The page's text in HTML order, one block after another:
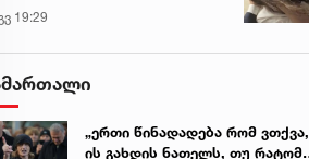
გადაჰყავთ
19:29
„ერთი წინადადება რომ ვთქვა,
ის გახდის ნათელს, თუ რატომ